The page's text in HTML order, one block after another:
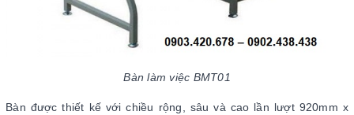
Bàn làm việc BMT01
Bàn được thiết kế với chiều rộng, sâu và cao lần lượt 920mm x